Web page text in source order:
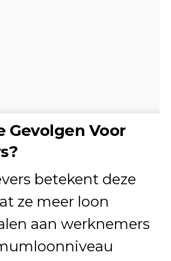
Gevolgen Voor
betekent deze
ze meer loon
aan werknemers